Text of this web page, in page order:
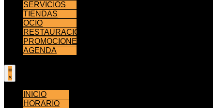
SERVICIOS
TIENDAS
OCIO
RESTAURACIÓN
PROMOCIONES
AGENDA
INICIO
HORARIO